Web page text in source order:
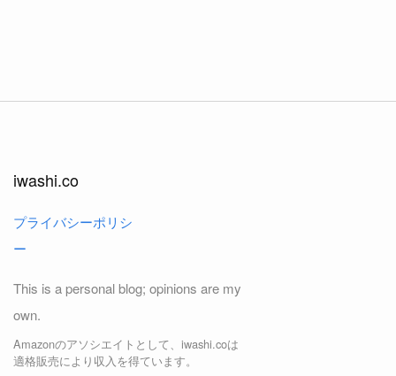
iwashi.co
プライバシーポリシ
ー
This is a personal blog; opinions are my
own.
Amazonのアソシエイトとして、iwashi.coは
適格販売により収入を得ています。